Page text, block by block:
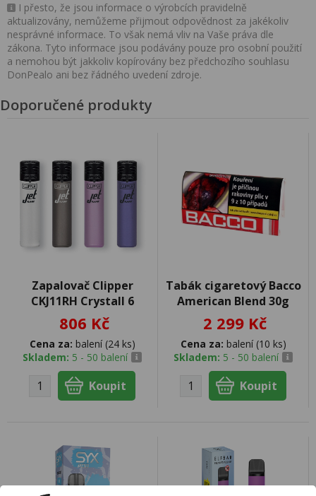
I přesto, že jsou informace o výrobcích pravidelně
aktualizovány, nemůžeme přijmout odpovědnost za jakékoliv
nesprávné informace. To však nemá vliv na Vaše práva dle
zákona. Tyto informace jsou podávány pouze pro osobní použití
a nemohou být jakkoliv kopírovány bez předchozího souhlasu
DonPealo ani bez řádného uvedení zdroje.
Doporučené produkty
Zapalovač Clipper
CKJ11RH Crystall 6
806 Kč
Cena za: balení (24 ks)
Skladem: 5 - 50 balení
Tabák cigaretový Bacco
American Blend 30g
2 299 Kč
Cena za: balení (10 ks)
Skladem: 5 - 50 balení